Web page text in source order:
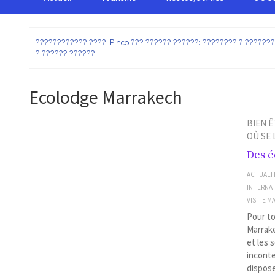
???????????? ???? Pinco ??? ?????? ??????: ???????? ?
? ?????? ??????
Ecolodge Marrakech
BIEN
OÙ SE
Des
VISITE
Pour
et les